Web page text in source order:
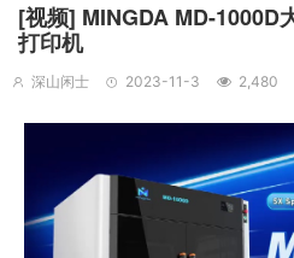
[视频] MINGDA MD-1000D
打印机
深山闲士 2023-11-3 2,480